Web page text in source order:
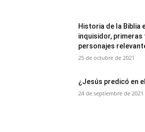
Historia de la Biblia
inquisidor,
personajes
25 de octubre de 2021
¿Jesús predicó en
24 de septiembre de 2021